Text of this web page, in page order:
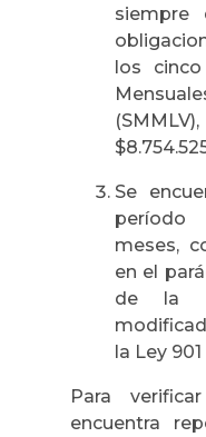
los
Se
período
meses,
en el
de la
la Ley
Para
encuentra